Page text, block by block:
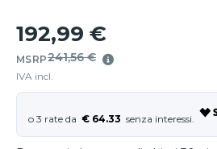
192,99 €
MSRP241,56 €
IVA incl.
€ 64.33